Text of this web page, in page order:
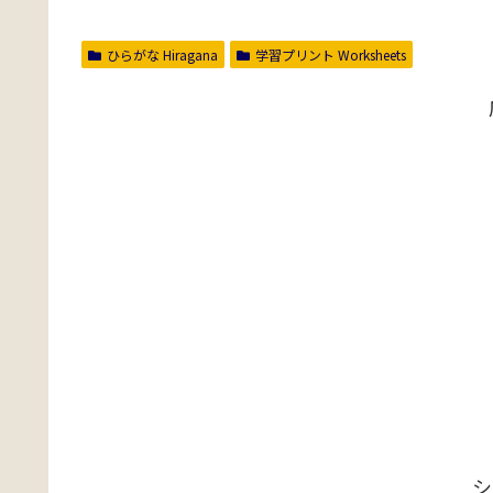
ひらがな Hiragana 学習プリント Worksheets